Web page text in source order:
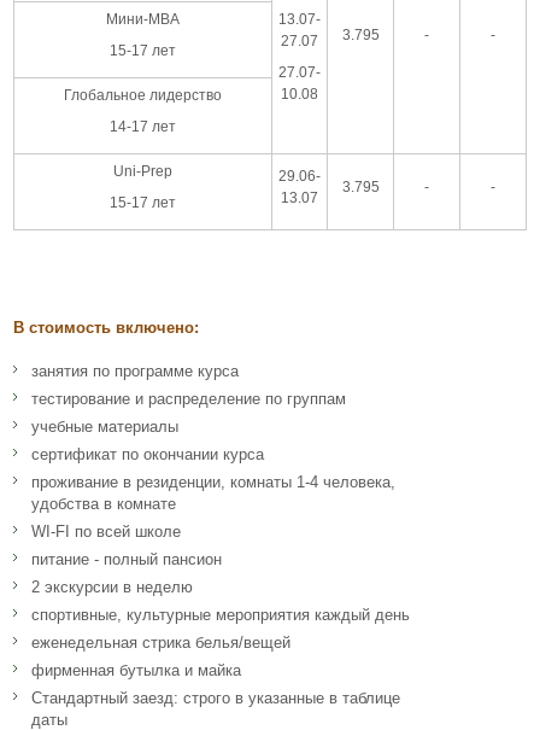
13.07-
27.07
27.07-
10.08
3.795 - -
Мини-MBA
15-17 лет
Глобальное лидерство
14-17 лет
Uni-Prep
15-17 лет
29.06-
13.07
3.795 - -
В стоимость включено:
занятия по программе курса
тестирование и распределение по группам
учебные материалы
сертификат по окончании курса
проживание в резиденции, комнаты 1-4 человека,
удобства в комнате
WI-FI по всей школе
питание - полный пансион
2 экскурсии в неделю
спортивные, культурные мероприятия каждый день
еженедельная стрика белья/вещей
фирменная бутылка и майка
Стандартный заезд: строго в указанные в таблице
даты